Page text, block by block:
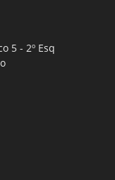
5 - 2º Esq